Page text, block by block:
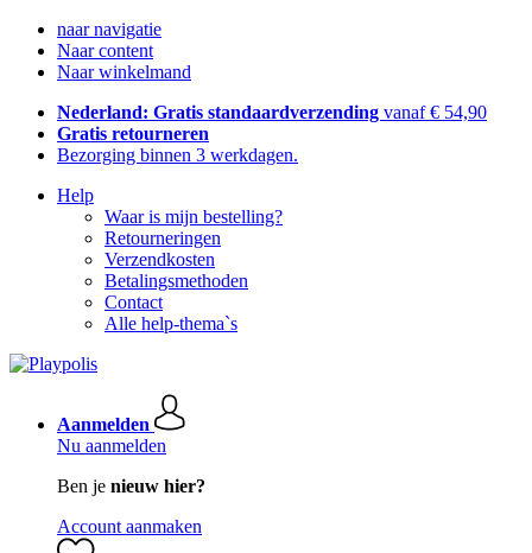
naar navigatie
Naar content
Naar winkelmand
Nederland: Gratis standaardverzending vanaf € 54,90
Gratis retourneren
Bezorging binnen 3 werkdagen.
Help
Waar is mijn bestelling?
Retourneringen
Verzendkosten
Betalingsmethoden
Contact
Alle help-thema`s
Aanmelden
Nu aanmelden
Ben je nieuw hier?
Account aanmaken